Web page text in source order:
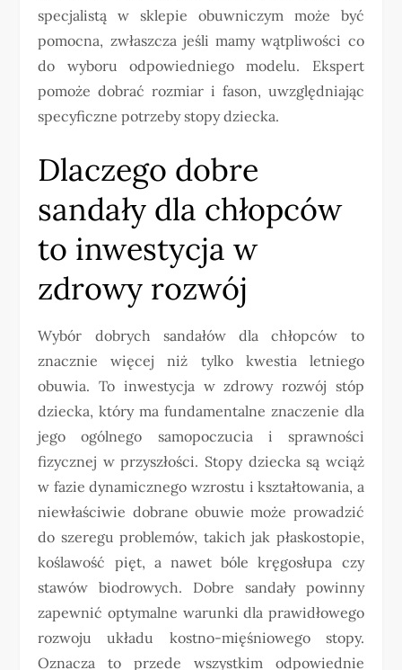
specjalistą w sklepie obuwniczym może być
pomocna, zwłaszcza jeśli mamy wątpliwości co
do wyboru odpowiedniego modelu. Ekspert
pomoże dobrać rozmiar i fason, uwzględniając
specyficzne potrzeby stopy dziecka.
Dlaczego dobre
sandały dla chłopców
to inwestycja w
zdrowy rozwój
Wybór dobrych sandałów dla chłopców to
znacznie więcej niż tylko kwestia letniego
obuwia. To inwestycja w zdrowy rozwój stóp
dziecka, który ma fundamentalne znaczenie dla
jego ogólnego samopoczucia i sprawności
fizycznej w przyszłości. Stopy dziecka są wciąż
w fazie dynamicznego wzrostu i kształtowania, a
niewłaściwie dobrane obuwie może prowadzić
do szeregu problemów, takich jak płaskostopie,
koślawość pięt, a nawet bóle kręgosłupa czy
stawów biodrowych. Dobre sandały powinny
zapewnić optymalne warunki dla prawidłowego
rozwoju układu kostno-mięśniowego stopy.
Oznacza to przede wszystkim odpowiednie